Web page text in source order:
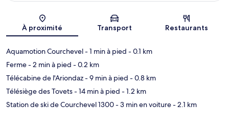
Carte
À proximité Transport Restaurants
Aquamotion Courchevel- 1 min à pied - 0.1 km
Ferme- 2 min à pied - 0.2 km
Télécabine de l'Ariondaz- 9 min à pied - 0.8 km
Télésiège des Tovets- 14 min à pied - 1.2 km
Station de ski de Courchevel 1300- 3 min en voiture- 2.1 km